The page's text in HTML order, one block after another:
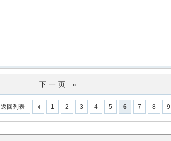
下一页 »
1 2 3 4 5 6 7 8 9
返回列表